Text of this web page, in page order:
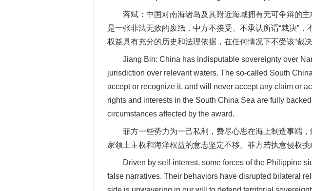
蒋斌：中国对南海诸岛及其附近海域拥有无可争辩的主
是一张非法无效的废纸，中方不接受、不承认所谓“裁决”
权益具有充分的历史和法理依据，在任何情况下不受该“裁决
Jiang Bin: China has indisputable sovereignty over
jurisdiction over relevant waters. The so-called South
accept or recognize it, and will never accept any claim or
rights and interests in the South China Sea are fully
circumstances affected by the award.
菲方一些势力为一己私利，费尽心思在海上制造事端，
家领土主权和海洋权益的意志坚定不移。菲方若执意侵权
Driven by self-interest, some forces of the Philippine
false narratives. Their behaviors have disrupted bilateral
今年